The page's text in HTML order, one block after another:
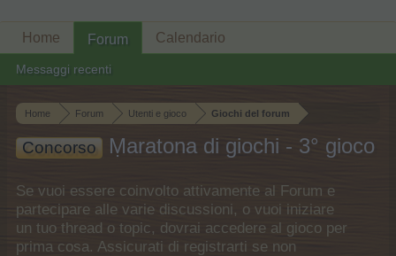
Home Forum Utenti e gioco Giochi del forum
Concorso Ṃaratona di giochi - 3° gioco
Se vuoi essere coinvolto attivamente al Forum e
partecipare alle varie discussioni, o vuoi iniziare
un tuo thread o topic, dovrai accedere al gioco per
prima cosa. Assicurati di registrarti se non
Home Forum
Messaggi recenti
Calendario